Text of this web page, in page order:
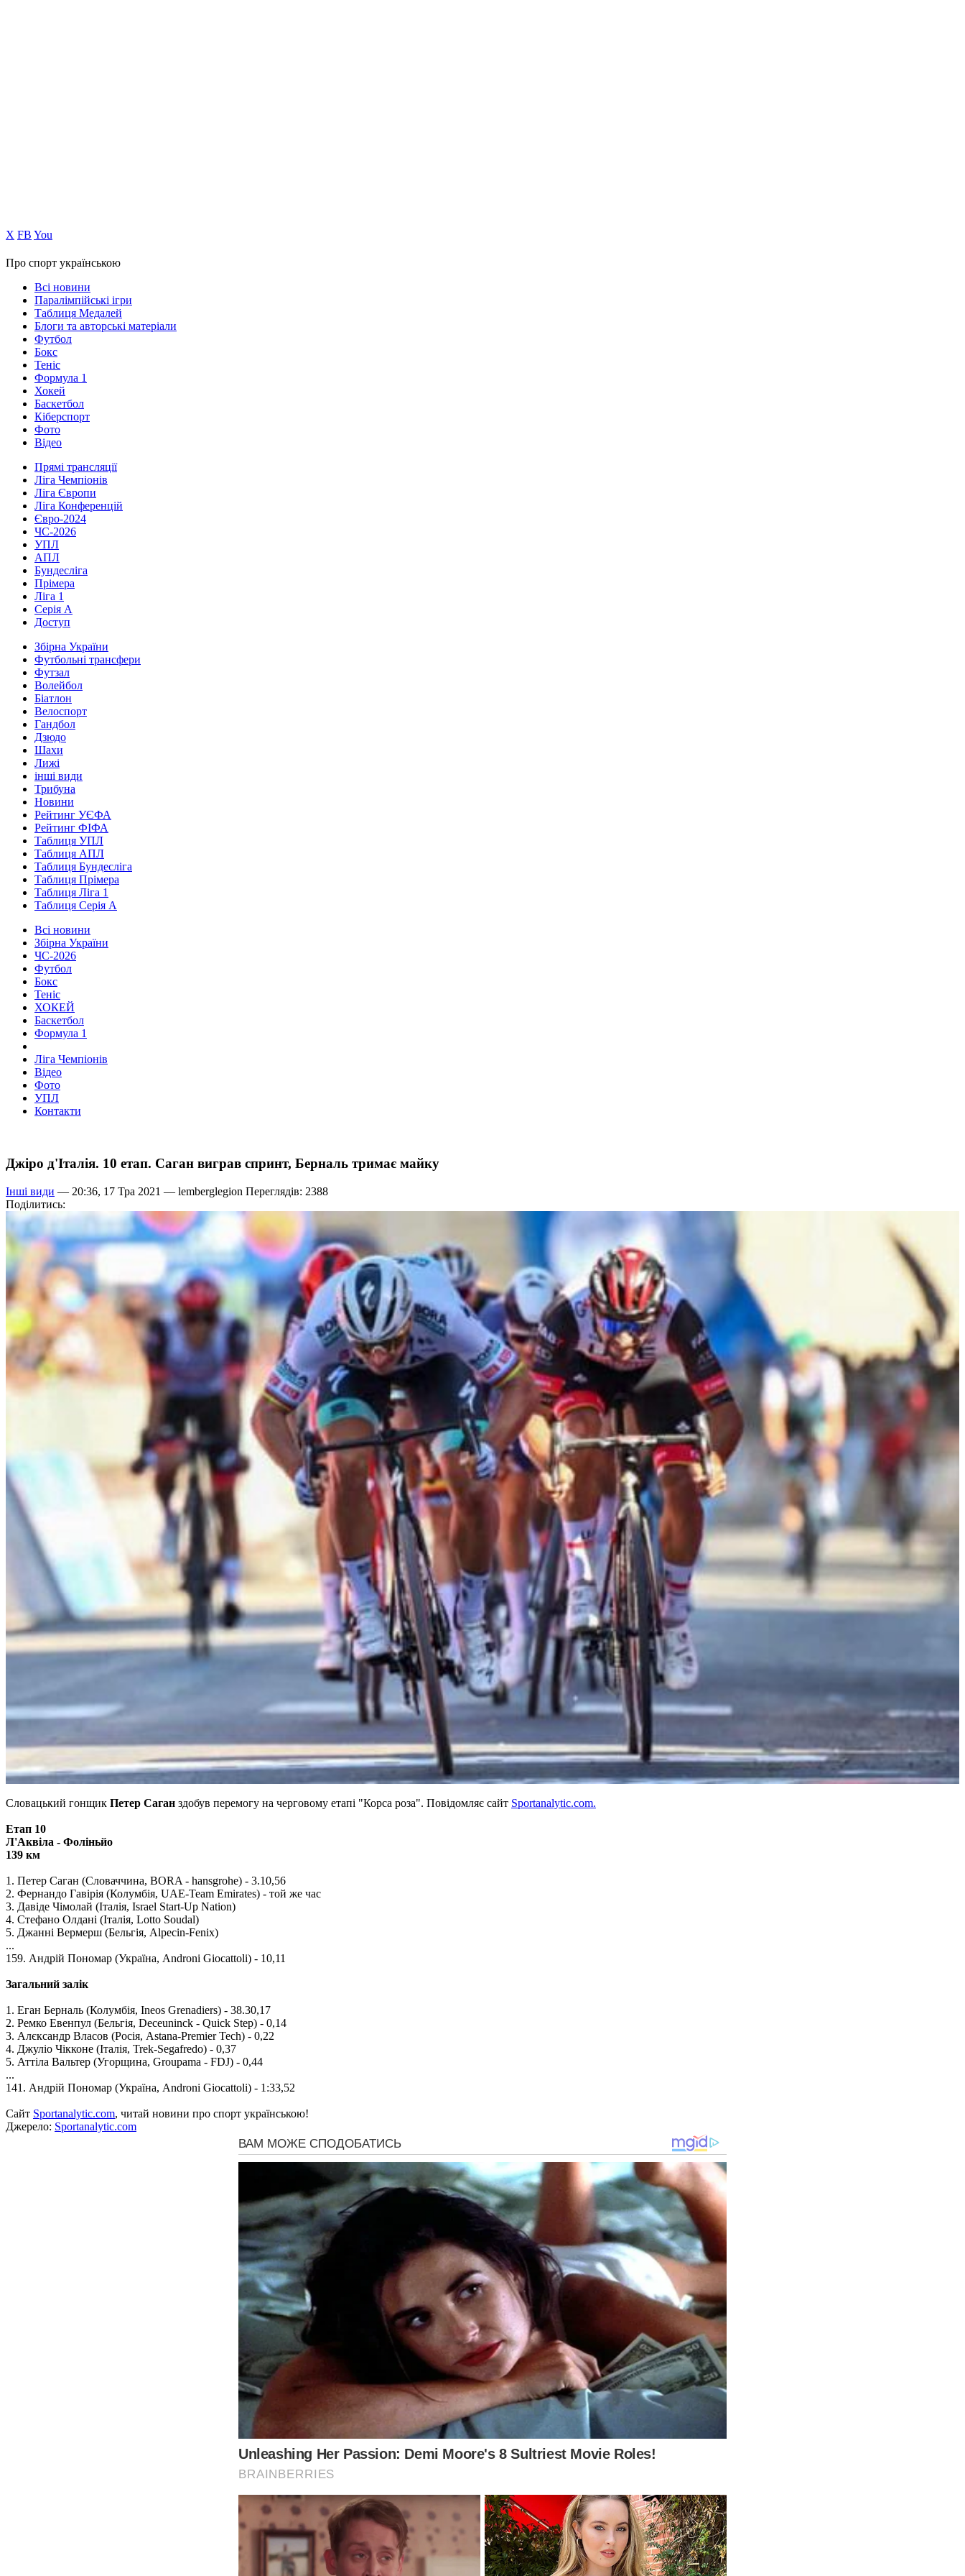
Х FB You
Про спорт українською
Всі новини
Паралімпійські ігри
Таблиця Медалей
Блоги та авторські матеріали
Футбол
Бокс
Теніс
Формула 1
Хокей
Баскетбол
Кіберспорт
Фото
Відео
Прямі трансляції
Ліга Чемпіонів
Ліга Європи
Ліга Конференцій
Євро-2024
ЧС-2026
УПЛ
АПЛ
Бундесліга
Прімера
Ліга 1
Серія А
Доступ
Збірна України
Футбольні трансфери
Футзал
Волейбол
Біатлон
Велоспорт
Гандбол
Дзюдо
Шахи
Лижі
інші види
Трибуна
Новини
Рейтинг УЄФА
Рейтинг ФІФА
Таблиця УПЛ
Таблиця АПЛ
Таблиця Бундесліга
Таблиця Прімера
Таблиця Ліга 1
Таблиця Серія А
Всі новини
Збірна України
ЧС-2026
Футбол
Бокс
Теніс
ХОКЕЙ
Баскетбол
Формула 1
Ліга Чемпіонів
Відео
Фото
УПЛ
Контакти
Джіро д'Італія. 10 етап. Саган виграв спринт, Берналь тримає майку
Інші види — 20:36, 17 Тра 2021 — lemberglegion Переглядів: 2388
Поділитись:
Словацький гонщик Петер Саган здобув перемогу на черговому етапі "Корса роза". Повідомляє сайт Sportanalytic.com.
Етап 10
Л'Аквіла - Фоліньйо
139 км
1. Петер Саган (Словаччина, BORA - hansgrohe) - 3.10,56
2. Фернандо Гавірія (Колумбія, UAE-Team Emirates) - той же час
3. Давіде Чімолай (Італія, Israel Start-Up Nation)
4. Стефано Олдані (Італія, Lotto Soudal)
5. Джанні Вермерш (Бельгія, Alpecin-Fenix)
...
159. Андрій Пономар (Україна, Androni Giocattoli) - 10,11
Загальний залік
1. Еган Берналь (Колумбія, Ineos Grenadiers) - 38.30,17
2. Ремко Евенпул (Бельгія, Deceuninck - Quick Step) - 0,14
3. Алєксандр Власов (Росія, Astana-Premier Tech) - 0,22
4. Джуліо Чікконе (Італія, Trek-Segafredo) - 0,37
5. Аттіла Вальтер (Угорщина, Groupama - FDJ) - 0,44
...
141. Андрій Пономар (Україна, Androni Giocattoli) - 1:33,52
Сайт Sportanalytic.com, читай новини про спорт українською!
Джерело: Sportanalytic.com